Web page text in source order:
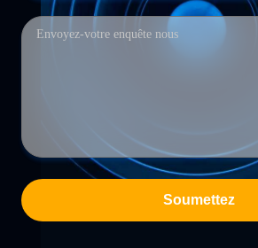
Soumettez